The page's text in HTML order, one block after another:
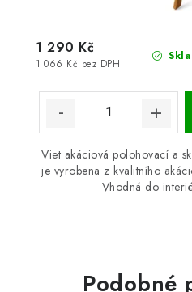
1 066 Kč bez DPH
1 290 Kč
Viet akáciová polohovací a
je vyrobena z kvalitního
Vhodná do
Podobné